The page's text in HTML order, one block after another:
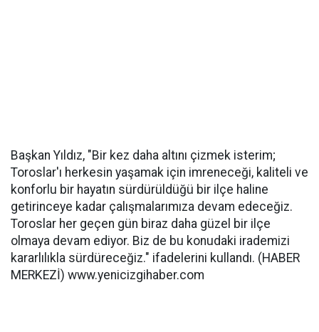
Başkan Yıldız, "Bir kez daha altını çizmek isterim;
Toroslar'ı herkesin yaşamak için imreneceği, kaliteli ve
konforlu bir hayatın sürdürüldüğü bir ilçe haline
getirinceye kadar çalışmalarımıza devam edeceğiz.
Toroslar her geçen gün biraz daha güzel bir ilçe
olmaya devam ediyor. Biz de bu konudaki irademizi
kararlılıkla sürdüreceğiz." ifadelerini kullandı. (HABER
MERKEZİ) www.yenicizgihaber.com